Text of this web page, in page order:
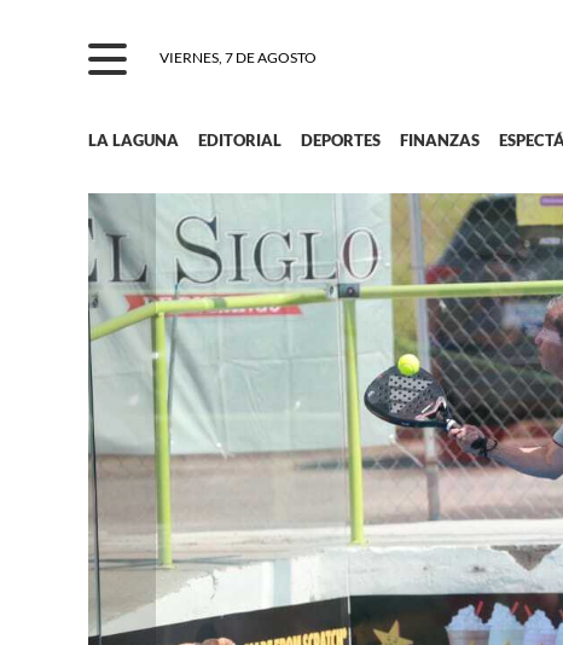
VIERNES, 7 DE AGOSTO
LA LAGUNA EDITORIAL DEPORTES FINANZAS